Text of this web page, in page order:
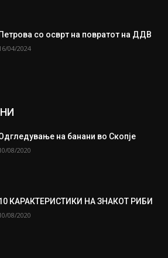
Петрова со осврт на повратот на ДДВ
04/2024
на банани во Скопје
08/2020
КАРАКТЕРИСТИКИ НА ЗНАКОТ РИБИ
08/2020